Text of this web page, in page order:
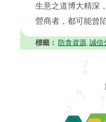
生意之道博大精深
營商者，都可能曾
標籤： 防貪資源, 誠信